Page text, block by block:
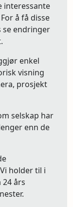
interessante
å få disse
se endringer
enkel
visning
prosjekt
selskap har
enn de
holder til i
24 års